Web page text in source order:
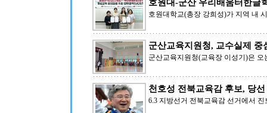
호원대-군산 우리배움터한글
호원대학교(총장 강희성)가 지역 내
군산교육지원청, 교수실제 중
군산교육지원청(교육장 이성기)은 오
천호성 전북교육감 후보, 당
6.3 지방선거 전북교육감 선거에서